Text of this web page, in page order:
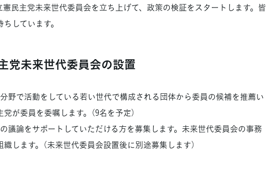
民主党未来世代委員会を立ち上げて、政策の検証をスタートします。皆
しています。
党未来世代委員会の設置
野で活動をしている若い世代で構成される団体から委員の候補を推薦い
が委員を委嘱します。（9名を予定）
議論をサポートしていただける方を募集します。未来世代委員会の事務
します。（未来世代委員会設置後に別途募集します）